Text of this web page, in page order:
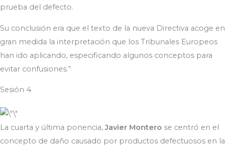
prueba del defecto.
Su conclusión era que el texto de la nueva Directiva acoge en
gran medida la interpretación que los Tribunales Europeos
han ido aplicando, especificando algunos conceptos para
evitar confusiones.”
Sesión 4
La cuarta y última ponencia,Javier Montero se centró en el
concepto de daño causado por productos defectuosos en la